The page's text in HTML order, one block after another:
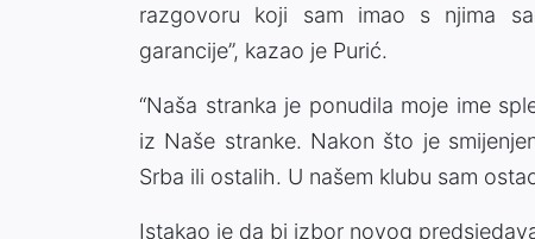
razgovoru koji sam imao s njima
garancije”, kazao je Purić.
“Naša stranka je ponudila moje ime
iz Naše stranke. Nakon što je
Srba ili ostalih. U našem klubu sam
Istakao je da bi izbor novog